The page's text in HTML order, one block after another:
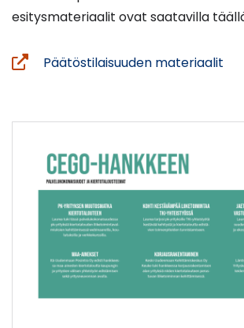
esitysmateriaalit ovat saatavilla
Päätöstilaisuuden materiaalit